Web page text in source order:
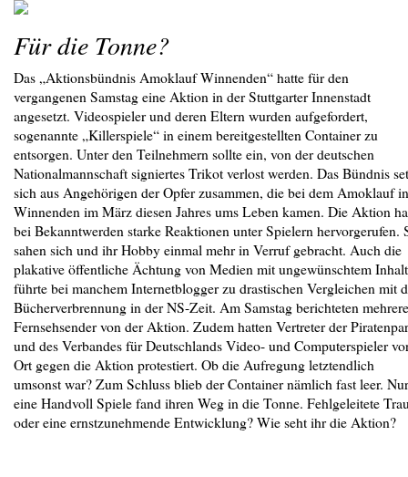
Für die Tonne?
Das „Aktionsbündnis Amoklauf Winnenden“ hatte für den
vergangenen Samstag eine Aktion in der Stuttgarter Innenstadt
angesetzt. Videospieler und deren Eltern wurden aufgefordert,
sogenannte „Killerspiele“ in einem bereitgestellten Container zu
entsorgen. Unter den Teilnehmern sollte ein, von der deutschen
Nationalmannschaft signiertes Trikot verlost werden. Das Bündnis
sich aus Angehörigen der Opfer zusammen, die bei dem Amoklauf in
Winnenden im März diesen Jahres ums Leben kamen. Die Aktion
bei Bekanntwerden starke Reaktionen unter Spielern hervorgerufen.
sahen sich und ihr Hobby einmal mehr in Verruf gebracht. Auch die
plakative öffentliche Ächtung von Medien mit ungewünschtem Inhalt
führte bei manchem Internetblogger zu drastischen Vergleichen mit
Bücherverbrennung in der NS-Zeit. Am Samstag berichteten mehrere
Fernsehsender von der Aktion. Zudem hatten Vertreter der
und des Verbandes für Deutschlands Video- und Computerspieler
Ort gegen die Aktion protestiert. Ob die Aufregung letztendlich
umsonst war? Zum Schluss blieb der Container nämlich fast leer. Nur
eine Handvoll Spiele fand ihren Weg in die Tonne. Fehlgeleitete
oder eine ernstzunehmende Entwicklung? Wie seht ihr die Aktion?